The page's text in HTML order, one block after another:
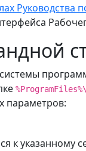
Руководства
параметров:
к указанному